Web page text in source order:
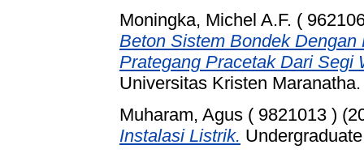
Moningka, Michel A.F. (
Beton Sistem Bondek
Prategang Pracetak Dari Segi
Universitas Kristen Maranatha.
Muharam, Agus ( 9821013 )
Instalasi Listrik.